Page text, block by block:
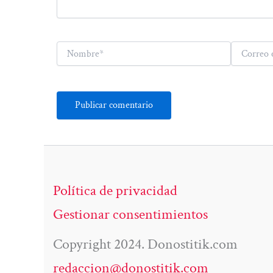
Nombre*
Correo
electrónico*
Política de privacidad
Gestionar consentimientos
Copyright 2024. Donostitik.com
redaccion@donostitik.com